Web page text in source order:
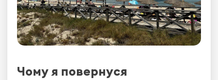
Чому я повернуся